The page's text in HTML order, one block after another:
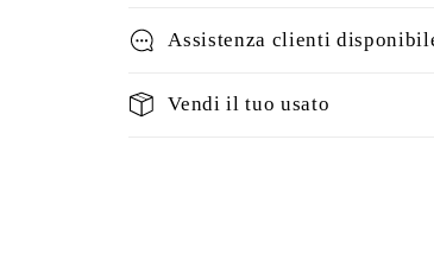
Assistenza clienti
Vendi il tuo usato